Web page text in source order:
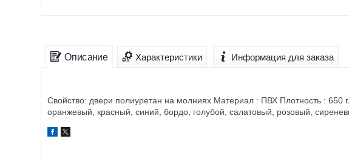
Описание Характеристики Информация для заказа
Свойство: двери полиуретан на молниях Материал : ПВХ Плотность :
оранжевый, красный, синий, бордо, голубой, салатовый, розовый,